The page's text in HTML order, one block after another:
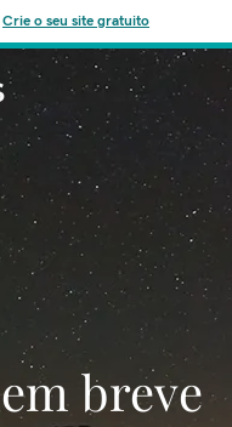
Crie o seu site gratuito
breve